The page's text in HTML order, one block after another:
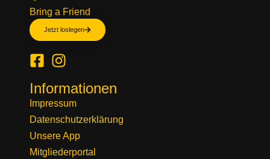
Bring a Friend
Jetzt loslegen
Informationen
Impressum
Datenschutzerklärung
Unsere App
Mitgliederportal